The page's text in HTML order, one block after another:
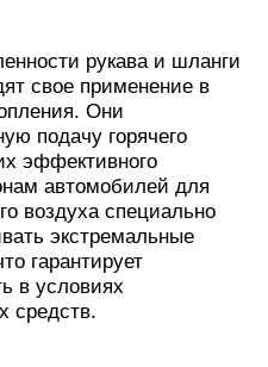
рукава и шланги
свое применение в
Они
подачу горячего
эффективного
автомобилей для
воздуха специально
экстремальные
гарантирует
в условиях
средств.